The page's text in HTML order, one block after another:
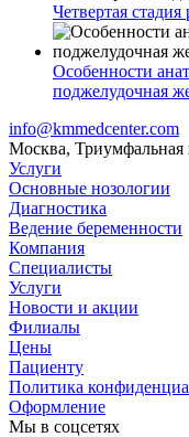
Четвертая
Особенности
поджелудочная
info@kmmedcenter.com
Москва, Триумфальная
Услуги
Основные нозологии
Диагностика
Ведение беременности
Компания
Специалисты
Услуги
Новости и акции
Филиалы
Цены
Пациенту
Политика
Оформление
Мы в соцсетях